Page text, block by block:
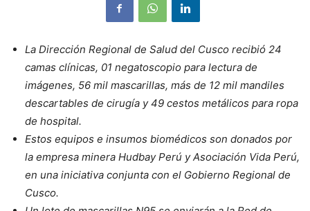
La Dirección Regional de Salud del Cusco recibió 24
camas clínicas, 01 negatoscopio para lectura de
imágenes, 56 mil mascarillas, más de 12 mil mandiles
descartables de cirugía y 49 cestos metálicos para ropa
de hospital.
Estos equipos e insumos biomédicos son donados por
la empresa minera Hudbay Perú y Asociación Vida Perú,
en una iniciativa conjunta con el Gobierno Regional de
Cusco.